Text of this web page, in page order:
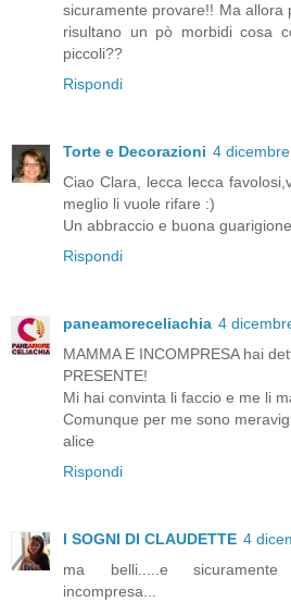
sicuramente provare!! Ma allora
risultano un pò morbidi cosa
piccoli??
Rispondi
Torte e Decorazioni 4
Ciao Clara, lecca lecca
meglio li vuole rifare :)
Un abbraccio e buona
Rispondi
paneamoreceliachia 4
MAMMA E INCOMPRESA hai
PRESENTE!
Mi hai convinta li faccio e me li
Comunque per me sono
alice
Rispondi
I SOGNI DI CLAUDETTE 4
ma belli.....e sicuramente
incompresa...